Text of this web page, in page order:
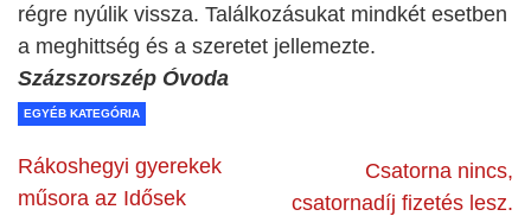
régre nyúlik vissza. Találkozásukat mindkét esetben
a meghittség és a szeretet jellemezte.
Százszorszép Óvoda
EGYÉB KATEGÓRIA
Rákoshegyi gyerekek
műsora az Idősek
Csatorna nincs,
csatornadíj fizetés lesz.